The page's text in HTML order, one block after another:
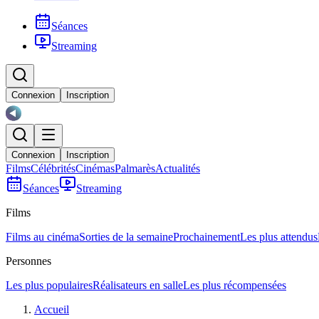
Séances
Streaming
Connexion Inscription
Connexion Inscription
FilmsCélébritésCinémasPalmarèsActualités
Séances
Streaming
Films
Films au cinémaSorties de la semaineProchainementLes plus attendus
Personnes
Les plus populairesRéalisateurs en salleLes plus récompensées
Accueil